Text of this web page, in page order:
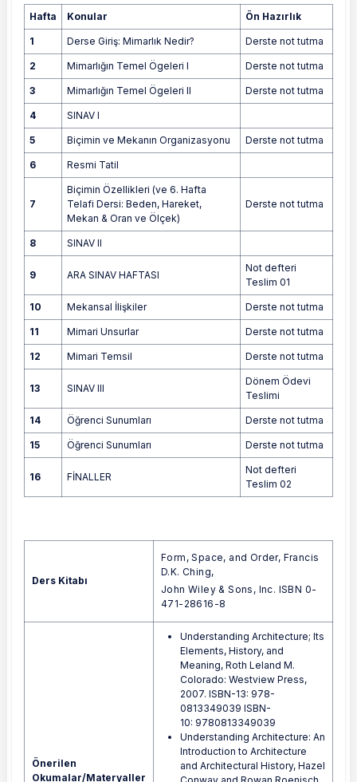
Hafta Konular Ön Hazırlık
1 Derse Giriş: Mimarlık Nedir? Derste not tutma
2 Mimarlığın Temel Ögeleri I Derste not tutma
3 Mimarlığın Temel Ögeleri II Derste not tutma
4 SINAV I
5 Biçimin ve Mekanın Organizasyonu Derste not tutma
6 Resmi Tatil
7
Biçimin Özellikleri (ve 6. Hafta
Telafi Dersi: Beden, Hareket,
Mekan & Oran ve Ölçek)
Derste not tutma
8 SINAV II
9 ARA SINAV HAFTASI
Not defteri
Teslim 01
10 Mekansal İlişkiler Derste not tutma
11 Mimari Unsurlar Derste not tutma
12 Mimari Temsil Derste not tutma
13 SINAV III
Dönem Ödevi
Teslimi
14 Öğrenci Sunumları Derste not tutma
15 Öğrenci Sunumları Derste not tutma
16 FİNALLER
Not defteri
Teslim 02
Ders Kitabı
Form, Space, and Order, Francis
D.K. Ching,
John Wiley & Sons, Inc. ISBN 0-
471-28616-8
Önerilen
Okumalar/Materyaller
Understanding Architecture; Its
Elements, History, and
Meaning, Roth Leland M.
Colorado: Westview Press,
2007. ISBN-13: 978-
0813349039 ISBN-
10: 9780813349039
Understanding Architecture: An
Introduction to Architecture
and Architectural History, Hazel